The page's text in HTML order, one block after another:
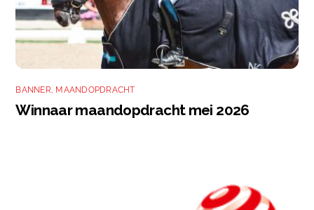
BANNER MAANDOPDRACHT
Winnaar maandopdracht mei 2026